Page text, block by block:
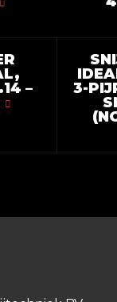
–
3-